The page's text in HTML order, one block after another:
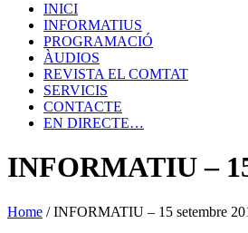
INICI
INFORMATIUS
PROGRAMACIÓ
ÀUDIOS
REVISTA EL COMTAT
SERVICIS
CONTACTE
EN DIRECTE…
INFORMATIU –
Home /INFORMATIU – 15 setembre